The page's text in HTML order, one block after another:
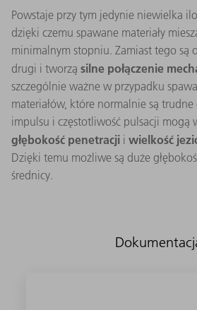
Powstaje przy tym jedynie niewielka
dzięki czemu spawane materiały
minimalnym stopniu. Zamiast tego są
drugi i tworzą silne połączenie
szczególnie ważne w przypadku
materiałów, które normalnie są trudne
impulsu i częstotliwość pulsacji mogą
głębokość penetracji i wielkość
Dzięki temu możliwe są duże
średnicy.